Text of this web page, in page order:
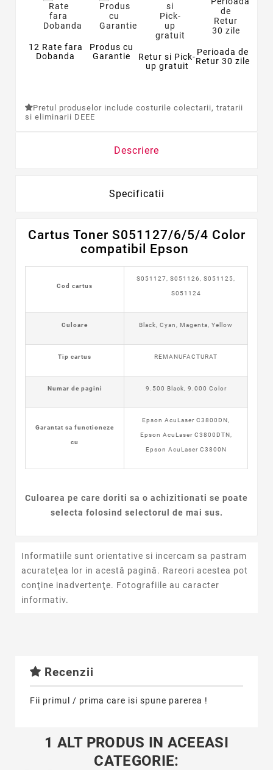
12 Rate fara
Dobanda
Produs cu
Garantie
Retur si Pick-
up gratuit
Perioada de
Retur 30 zile
Pretul produselor include costurile colectarii, tratarii
si eliminarii DEEE
Descriere
Specificatii
Cartus Toner S051127/6/5/4 Color
compatibil Epson
Cod cartus
S051127, S051126, S051125,
S051124
Culoare Black, Cyan, Magenta, Yellow
Tip cartus REMANUFACTURAT
Numar de pagini 9.500 Black, 9.000 Color
Garantat sa functioneze
cu
Epson AcuLaser C3800DN,
Epson AcuLaser C3800DTN,
Epson AcuLaser C3800N
Culoarea pe care doriti sa o achizitionati se poate
selecta folosind selectorul de mai sus.
Informatiile sunt orientative si incercam sa pastram
acurateţea lor in acestă pagină. Rareori acestea pot
conţine inadvertenţe. Fotografiile au caracter
informativ.
Recenzii
Fii primul / prima care isi spune parerea !
1 ALT PRODUS IN ACEEASI
CATEGORIE: